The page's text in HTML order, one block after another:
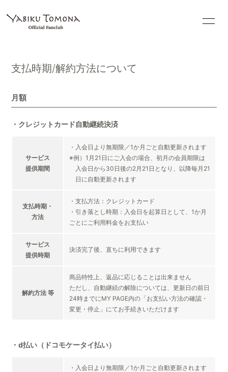
PROFILE BLOG
GALLERY
VIDEO CONTACT
支払時期/解約方法について
月額
・クレジットカード自動継続決済
サービス
提供期間
・入会日より無期限／1か月ごと自動更新されます
※例）1月21日にご入会の場合、初月の会員期限は
入会日から30日後の2月21日となり、以降毎月21
日に自動更新されます
支払時期・
方法
・支払方法：クレジットカード
・引き落とし時期：入会日を起算日として、1か月
ごとにご利用料金をお支払い
サービス
提供時期
決済完了後、直ちに利用できます
解約方法 等
商品特性上、返品に応じることは出来ません
ただし、自動継続の解除については、更新日の前日
24時までにMY PAGE内の「お支払い方法の確認・
変更・停止」にてお手続きいただけます
・d払い（ドコモケータイ払い）
・入会日より無期限／1か月ごと自動更新されます